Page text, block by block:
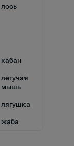
лось
кабан
летучая
мышь
лягушка
жаба